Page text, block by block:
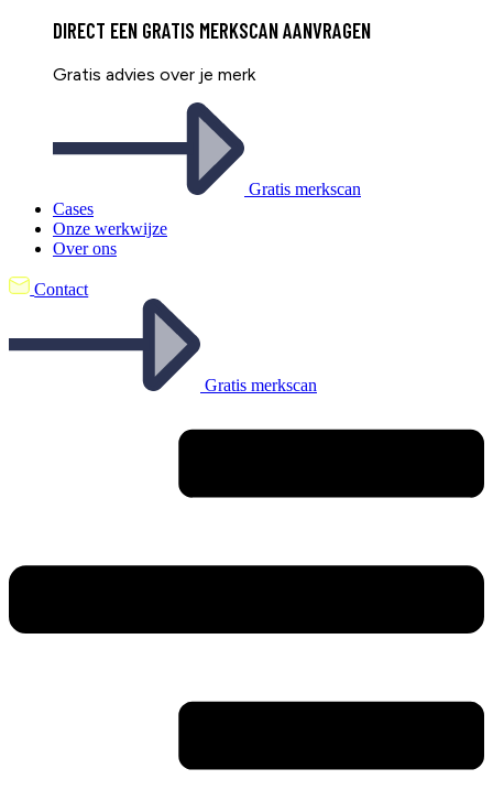
DIRECT EEN GRATIS MERKSCAN AANVRAGEN
Gratis advies over je merk
Gratis merkscan
Cases
Onze werkwijze
Over ons
Contact
Gratis merkscan